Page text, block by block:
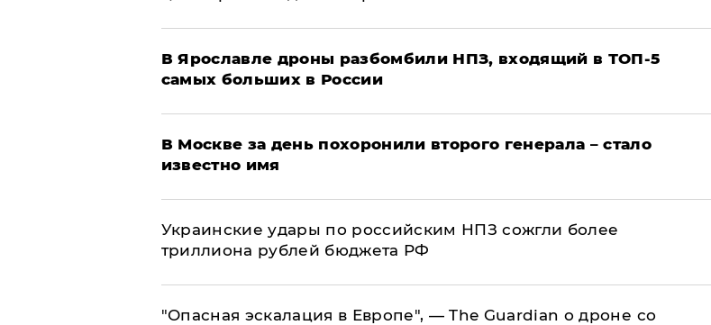
В Ярославле дроны разбомбили НПЗ, входящий в ТОП-5
самых больших в России
В Москве за день похоронили второго генерала – стало
известно имя
Украинские удары по российским НПЗ сожгли более
триллиона рублей бюджета РФ
"Опасная эскалация в Европе", — The Guardian о дроне со